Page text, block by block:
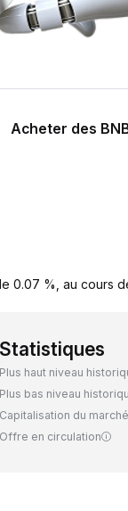
Acheter des
0.07 %, au cours
Statistiques
Plus haut niveau
Plus bas niveau
Capitalisation du marché
Offre en circulation